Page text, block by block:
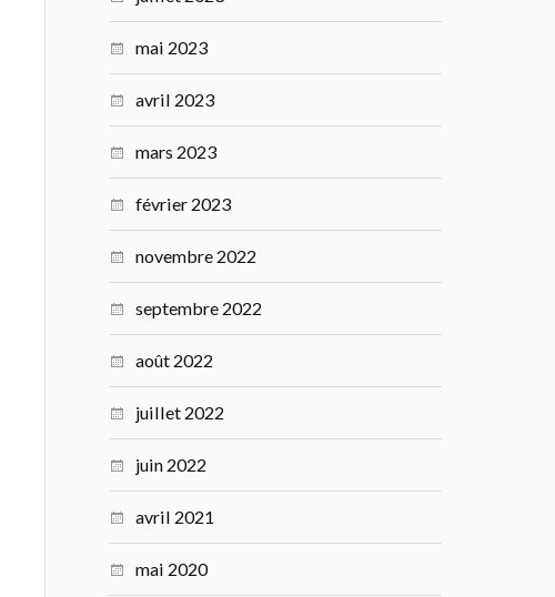
mai 2023
avril 2023
mars 2023
février 2023
novembre 2022
septembre 2022
août 2022
juillet 2022
juin 2022
avril 2021
mai 2020